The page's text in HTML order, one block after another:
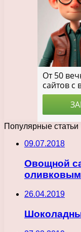
Популярные статьи
09.07.2018
Овощной
26.04.2019